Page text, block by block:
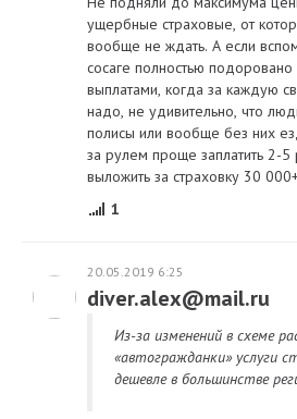
ущербные страховые, от
вообще не ждать. А если
сосаге полностью
выплатами, когда за каждую
надо, не удивительно, что
полисы или вообще без них
за рулем проще заплатить 2-
выложить за страховку 30
1
20.05.2019 6:25
diver.alex@mail.ru
Из-за изменений в схеме
«автогражданки» услуги
дешевле в большинстве